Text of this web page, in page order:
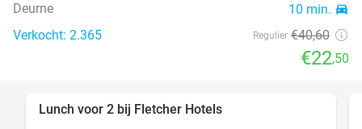
Deurne 10 min. directions_car
Verkocht: 2.365 Regulier €40,60
€22,50
Lunch voor 2 bij Fletcher Hotels